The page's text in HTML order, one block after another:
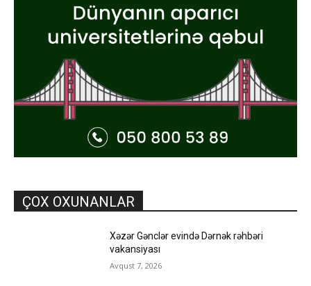
ÇOX OXUNANLAR
Xəzər Gənclər evində Dərnək rəhbəri
vakansiyası
Avqust 7, 2026